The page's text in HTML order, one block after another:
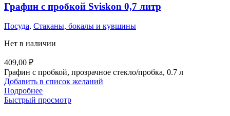
Графин с пробкой Sviskon 0,7 литр
Посуда, Стаканы, бокалы и кувшины
Нет в наличии
409,00 ₽
Графин с пробкой, прозрачное стекло/пробка, 0.7 л
Добавить в список желаний
Подробнее
Быстрый просмотр